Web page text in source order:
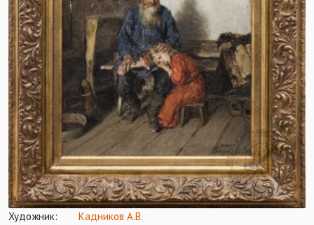
Художник:
Кадников А.В.